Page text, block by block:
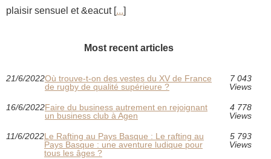
plaisir sensuel et &eacut [...]
Most recent articles
21/6/2022Où trouve-t-on des vestes du XV de France
de rugby de qualité supérieure ?
7 043
Views
16/6/2022Faire du business autrement en rejoignant
un business club à Agen
4 778
Views
11/6/2022Le Rafting au Pays Basque : Le rafting au
Pays Basque : une aventure ludique pour
tous les âges ?
5 793
Views